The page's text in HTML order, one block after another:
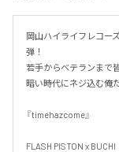
岡山ハイライフレコー
弾！
若手からベテランまで
暗い時代にネジ込む俺
『timehazcome』
FLASH PISTON x BUCHI